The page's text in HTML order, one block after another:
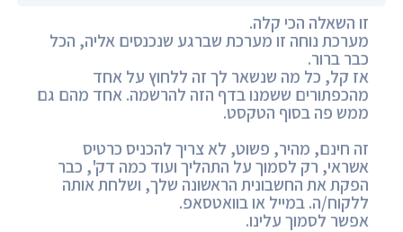
זו השאלה הכי קלה.
מערכת נוחה זו מערכת שברגע שנכנסים אליה, הכל
כבר ברור.
אז קל, כל מה שנשאר לך זה ללחוץ על אחד
מהכפתורים ששמנו בדף הזה להרשמה. אחד מהם גם
ממש פה בסוף הטקסט.
זה חינם, מהיר, פשוט, לא צריך להכניס כרטיס
אשראי, רק לסמוך על התהליך ועוד כמה דק', כבר
הפקת את החשבונית הראשונה שלך, ושלחת אותה
ללקוח/ה. במייל או בוואטסאפ.
אפשר לסמוך עלינו.